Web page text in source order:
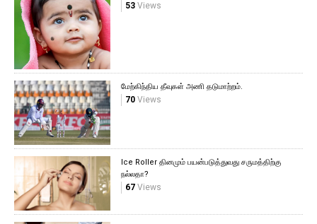
53Views
மேற்கிந்திய தீவுகள் அணி தடுமாற்றம்.
70Views
Ice Roller தினமும் பயன்படுத்துவது சருமத்திற்கு
நல்லதா?
67Views